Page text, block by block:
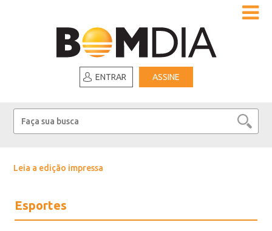
ENTRAR ASSINE
Leia a edição impressa
Esportes